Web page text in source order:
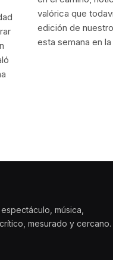
valórica que
edición de
esta semana en
música,
mesurado y cercano.